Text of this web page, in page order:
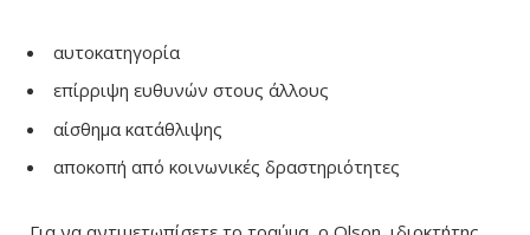
αυτοκατηγορία
επίρριψη ευθυνών στους άλλους
αίσθημα κατάθλιψης
αποκοπή από κοινωνικές δραστηριότητες